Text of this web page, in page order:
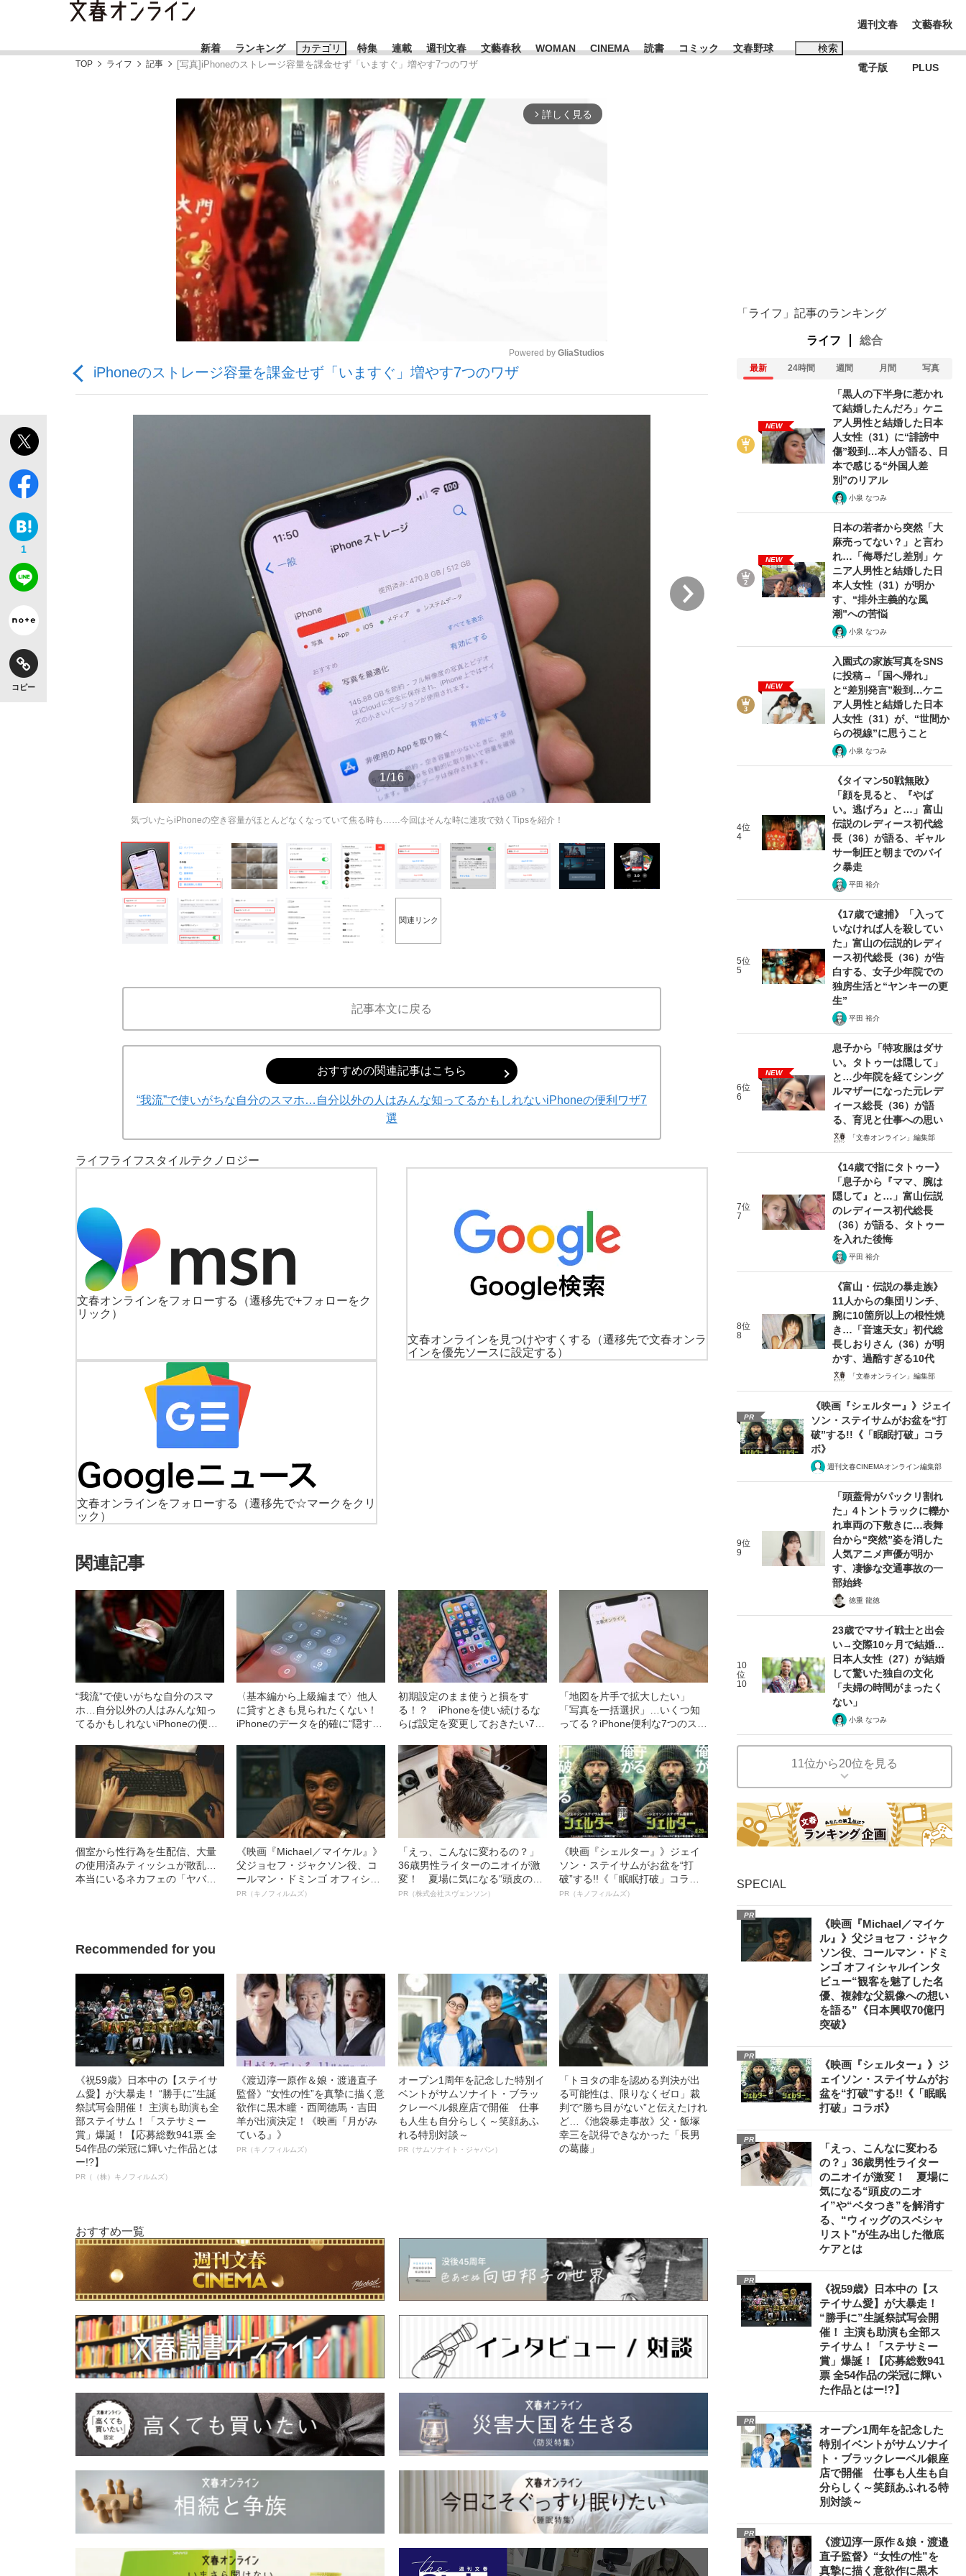
新着 ランキング カテゴリ
《BTS厳戒トーキョー滞在記》RM→渋谷で飲み会、JIN→伊豆の...
「敗因分析は一切聞かれなかった」侍ジャパン選手が証言した“NPB聞...
「クマが悪者扱いされているのが悲しい」『北の国から』倉本聰氏（91...
もっと見る
特集
終戦から81年
もっと見る
連載 週刊文春 文藝春秋 WOMAN CINEMA 読書 コミック 文春野球 検索
おすすめのキーワードタグ一覧
#藤田晋 #三山凌輝 #高市早苗 #後藤真希
#玉木雄一郎
#亀和田武
週刊文春
電子版
文藝春秋
PLUS
TOP ライフ 記事 [写真]iPhoneのストレージ容量を課金せず「いますぐ」増やす7つのワザ
arrow_forward_ios 詳しく見る
Mute
Powered by GliaStudios
iPhoneのストレージ容量を課金せず「いますぐ」増やす7つのワザ
1
コピー
1/16
気づいたらiPhoneの空き容量がほとんどなくなっていて焦る時も……今回はそんな時に速攻で効くTipsを紹介！
2/16
関連リンク
記事本文に戻る
おすすめの関連記事はこちら
“我流”で使いがちな自分のスマホ…自分以外の人はみんな知ってるかもしれないiPhoneの便利ワザ7
選
ライフライフスタイルテクノロジー
文春オンラインをフォローする
（遷移先で+フォローをク
リック）
文春オンラインを見つけやすくする
（遷移先で文春オンラ
インを優先ソースに設定する）
文春オンラインをフォローする
（遷移先で☆マークをクリ
ック）
関連記事
“我流”で使いがちな自分のスマ
ホ…自分以外の人はみんな知っ
てるかもしれないiPhoneの便利
〈基本編から上級編まで〉他人
に貸すときも見られたくない！
iPhoneのデータを的確に“隠す”5
初期設定のまま使うと損をす
る！？ iPhoneを使い続けるな
らば設定を変更しておきたい7つ
「地図を片手で拡大したい」
「写真を一括選択」…いくつ知
ってる？iPhone便利な7つのスワ
個室から性行為を生配信、大量
の使用済みティッシュが散乱…
本当にいるネカフェの「ヤバイ
《映画『Michael／マイケル』》
父ジョセフ・ジャクソン役、コ
ールマン・ドミンゴ オフィシャ
ルインタビュー“観客を魅了した
PR（キノフィルムズ）
「えっ、こんなに変わるの？」
36歳男性ライターのニオイが激
変！ 夏場に気になる“頭皮のニ
オイ”や“ベタつき”を解消す
PR（株式会社スヴェンソン）
《映画『シェルター』》ジェイ
ソン・ステイサムがお盆を“打
破”する!!《「眠眠打破」コラ
ボ》
PR（キノフィルムズ）
Recommended for you
《祝59歳》日本中の【ステイサ
ム愛】が大暴走！ “勝手に”生誕
祭試写会開催！ 主演も助演も全
部ステイサム！「ステサミー
賞」爆誕！【応募総数941票 全
54作品の栄冠に輝いた作品とは
ー!?】
PR（（株）キノフィルムズ）
《渡辺淳一原作＆娘・渡邉直子
監督》“女性の性”を真摯に描く意
欲作に黒木瞳・西岡德馬・吉田
羊が出演決定！《映画『月がみ
ている』》
PR（キノフィルムズ）
オープン1周年を記念した特別イ
ベントがサムソナイト・ブラッ
クレーベル銀座店で開催 仕事
も人生も自分らしく～笑顔あふ
れる特別対談～
PR（サムソナイト・ジャパン）
「トヨタの非を認める判決が出
る可能性は、限りなくゼロ」裁
判で“勝ち目がない”と伝えたけれ
ど…《池袋暴走事故》父・飯塚
幸三を説得できなかった「長男
の葛藤」
おすすめ一覧
「ライフ」記事のランキング
ライフ 総合
最新 24時間 週間 月間 写真
NEW
「黒人の下半身に惹かれ
て結婚したんだろ」ケニ
ア人男性と結婚した日本
人女性（31）に“誹謗中
傷”殺到…本人が語る、日
本で感じる“外国人差
別”のリアル
小泉 なつみ
NEW
日本の若者から突然「大
麻売ってない？」と言わ
れ…「侮辱だし差別」ケ
ニア人男性と結婚した日
本人女性（31）が明か
す、“排外主義的な風
潮”への苦悩
小泉 なつみ
NEW
入園式の家族写真をSNS
に投稿→「国へ帰れ」
と“差別発言”殺到…ケニ
ア人男性と結婚した日本
人女性（31）が、“世間か
らの視線”に思うこと
小泉 なつみ
4位
4
《タイマン50戦無敗》
「顔を見ると、『やば
い。逃げろ』と…」富山
伝説のレディース初代総
長（36）が語る、ギャル
サー制圧と朝までのバイ
ク暴走
平田 裕介
5位
5
《17歳で逮捕》「入って
いなければ人を殺してい
た」富山の伝説的レディ
ース初代総長（36）が告
白する、女子少年院での
独房生活と“ヤンキーの更
生”
平田 裕介
6位
6
NEW
息子から「特攻服はダサ
い。タトゥーは隠して」
と…少年院を経てシング
ルマザーになった元レデ
ィース総長（36）が語
る、育児と仕事への思い
「文春オンライン」編集部
7位
7
《14歳で指にタトゥー》
「息子から『ママ、腕は
隠して』と…」富山伝説
のレディース初代総長
（36）が語る、タトゥー
を入れた後悔
平田 裕介
8位
8
《富山・伝説の暴走族》
11人からの集団リンチ、
腕に10箇所以上の根性焼
き…「音速天女」初代総
長しおりさん（36）が明
かす、過酷すぎる10代
「文春オンライン」編集部
PR
《映画『シェルター』》ジェイ
ソン・ステイサムがお盆を“打
破”する!!《「眠眠打破」コラ
ボ》
週刊文春CINEMAオンライン編集部
9位
9
「頭蓋骨がパックリ割れ
た」4トントラックに轢か
れ車両の下敷きに…表舞
台から“突然”姿を消した
人気アニメ声優が明か
す、凄惨な交通事故の一
部始終
徳重 龍徳
10
位
10
23歳でマサイ戦士と出会
い→交際10ヶ月で結婚…
日本人女性（27）が結婚
して驚いた独自の文化
「夫婦の時間がまったく
ない」
小泉 なつみ
11位から20位を見る
SPECIAL
PR
《映画『Michael／マイケ
ル』》父ジョセフ・ジャク
ソン役、コールマン・ドミ
ンゴ オフィシャルインタ
ビュー“観客を魅了した名
優、複雑な父親像への想い
を語る”《日本興収70億円
突破》
PR
《映画『シェルター』》ジ
ェイソン・ステイサムがお
盆を“打破”する!!《「眠眠
打破」コラボ》
PR
「えっ、こんなに変わる
の？」36歳男性ライター
のニオイが激変！ 夏場に
気になる“頭皮のニオ
イ”や“ベタつき”を解消す
る、“ウィッグのスペシャ
リスト”が生み出した徹底
ケアとは
PR
《祝59歳》日本中の【ス
テイサム愛】が大暴走！
“勝手に”生誕祭試写会開
催！ 主演も助演も全部ス
テイサム！「ステサミー
賞」爆誕！【応募総数941
票 全54作品の栄冠に輝い
た作品とはー!?】
PR
オープン1周年を記念した
特別イベントがサムソナイ
ト・ブラックレーベル銀座
店で開催 仕事も人生も自
分らしく～笑顔あふれる特
別対談～
PR
《渡辺淳一原作＆娘・渡邉
直子監督》“女性の性”を
真摯に描く意欲作に黒木